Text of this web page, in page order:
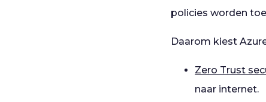
policies worden
Daarom kiest
Zero Trust
naar internet.